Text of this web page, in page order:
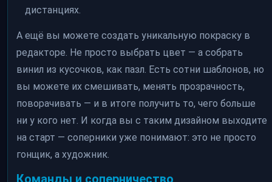
дистанциях.
А ещё вы можете создать уникальную покраску в
редакторе. Не просто выбрать цвет — а собрать
винил из кусочков, как пазл. Есть сотни шаблонов, но
вы можете их смешивать, менять прозрачность,
поворачивать — и в итоге получить то, чего больше
ни у кого нет. И когда вы с таким дизайном выходите
на старт — соперники уже понимают: это не просто
гонщик, а художник.